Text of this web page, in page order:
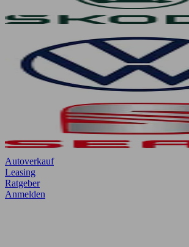
Autoverkauf
Leasing
Ratgeber
Anmelden